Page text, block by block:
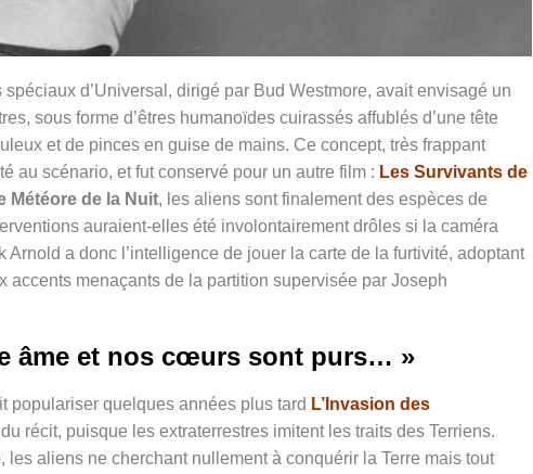
d’Universal, dirigé par Bud Westmore, avait envisagé un
sous forme d’êtres humanoïdes cuirassés affublés d’une tête
et de pinces en guise de mains. Ce concept, très frappant
au scénario, et fut conservé pour un autre film : Les Survivants de
Météore de la Nuit, les aliens sont finalement des espèces de
auraient-elles été involontairement drôles si la caméra
Arnold a donc l’intelligence de jouer la carte de la furtivité, adoptant
accents menaçants de la partition supervisée par Joseph
âme et nos cœurs sont purs… »
populariser quelques années plus tard L’Invasion des
récit, puisque les extraterrestres imitent les traits des Terriens.
aliens ne cherchant nullement à conquérir la Terre mais tout